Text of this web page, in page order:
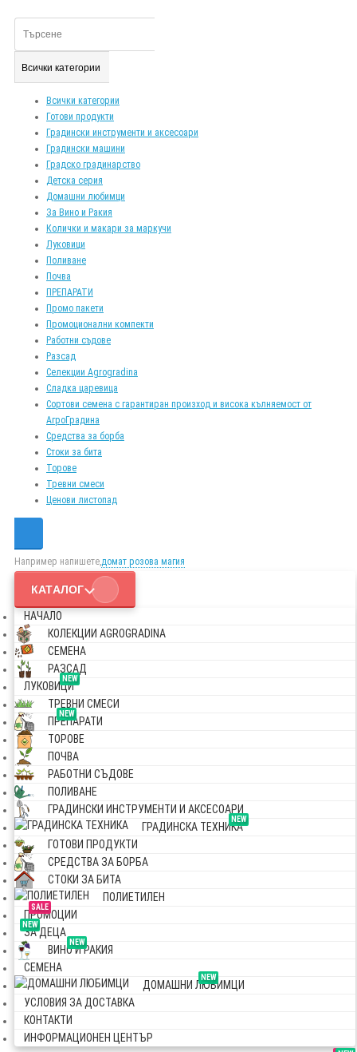
Всички категории
Всички категории
Готови продукти
Градински инструменти и аксесоари
Градински машини
Градско градинарство
Детска серия
Домашни любимци
За Вино и Ракия
Колички и макари за маркучи
Луковици
Поливане
Почва
ПРЕПАРАТИ
Промо пакети
Промоционални компекти
Работни съдове
Разсад
Селекции Agrogradina
Сладка царевица
Сортови семена с гарантиран произход и висока кълняемост от
АгроГрадина
Средства за борба
Стоки за бита
Торове
Тревни смеси
Ценови листопад
Например напишете,домат розова магия
КАТАЛОГ
НАЧАЛО
КОЛЕКЦИИ AGROGRADINA
СЕМЕНА
РАЗСАД
NEW
ЛУКОВИЦИ
ТРЕВНИ СМЕСИ
NEW
ПРЕПАРАТИ
ТОРОВЕ
ПОЧВА
РАБОТНИ СЪДОВЕ
ПОЛИВАНЕ
ГРАДИНСКИ ИНСТРУМЕНТИ И АКСЕСОАРИ
NEW
ГРАДИНСКА ТЕХНИКА
ГОТОВИ ПРОДУКТИ
СРЕДСТВА ЗА БОРБА
СТОКИ ЗА БИТА
ПОЛИЕТИЛЕН
SALE
ПРОМОЦИИ
NEW
ЗА ДЕЦА
NEW
ВИНО И РАКИЯ
СЕМЕНА
NEW
ДОМАШНИ ЛЮБИМЦИ
УСЛОВИЯ ЗА ДОСТАВКА
КОНТАКТИ
ИНФОРМАЦИОНЕН ЦЕНТЪР